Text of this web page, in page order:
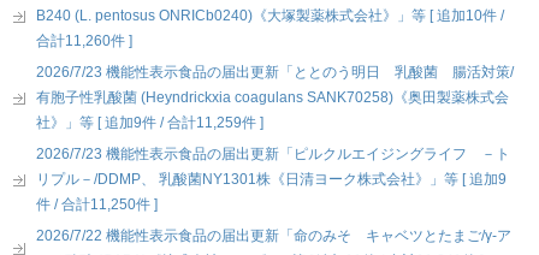
B240 (L. pentosus ONRICb0240)《大塚製薬株式会社》」等 [ 追加10件 /
合計11,260件 ]
2026/7/23 機能性表示食品の届出更新「ととのう明日 乳酸菌 腸活対策/
有胞子性乳酸菌 (Heyndrickxia coagulans SANK70258)《奥田製薬株式会
社》」等 [ 追加9件 / 合計11,259件 ]
2026/7/23 機能性表示食品の届出更新「ピルクルエイジングライフ －ト
リプル－/DDMP、 乳酸菌NY1301株《日清ヨーク株式会社》」等 [ 追加9
件 / 合計11,250件 ]
2026/7/22 機能性表示食品の届出更新「命のみそ キャベツとたまご/γ-ア